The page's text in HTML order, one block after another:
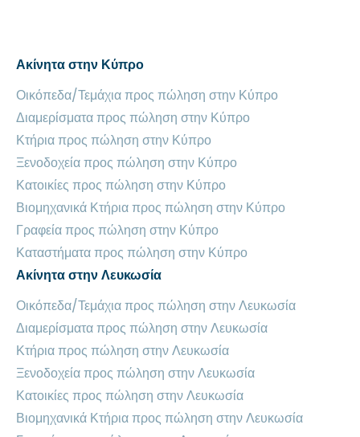
Ακίνητα στην Κύπρο
Οικόπεδα/Τεμάχια προς πώληση στην Κύπρο
Διαμερίσματα προς πώληση στην Κύπρο
Κτήρια προς πώληση στην Κύπρο
Ξενοδοχεία προς πώληση στην Κύπρο
Κατοικίες προς πώληση στην Κύπρο
Βιομηχανικά Κτήρια προς πώληση στην Κύπρο
Γραφεία προς πώληση στην Κύπρο
Καταστήματα προς πώληση στην Κύπρο
Ακίνητα στην Λευκωσία
Οικόπεδα/Τεμάχια προς πώληση στην Λευκωσία
Διαμερίσματα προς πώληση στην Λευκωσία
Κτήρια προς πώληση στην Λευκωσία
Ξενοδοχεία προς πώληση στην Λευκωσία
Κατοικίες προς πώληση στην Λευκωσία
Βιομηχανικά Κτήρια προς πώληση στην Λευκωσία